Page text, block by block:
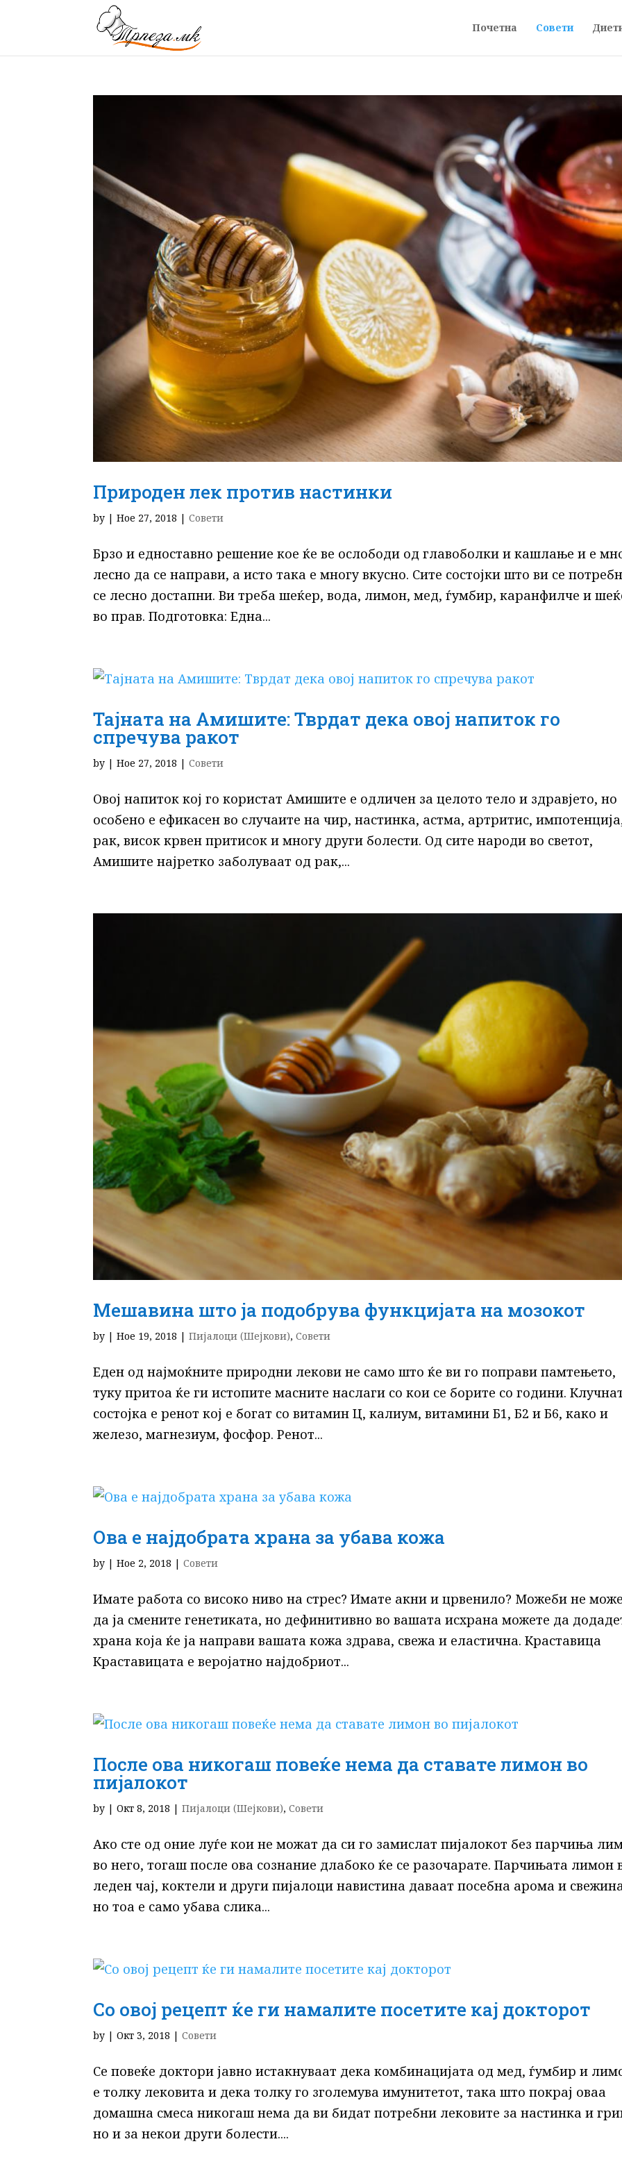
Почетна Совети
Природен лек против настинки
by |Ное 27, 2018 |Совети
Брзо и едноставно решение кое ќе ве ослободи од главоболки и кашлање и е
лесно да се направи, а исто така е многу вкусно. Сите состојки што ви се
се лесно достапни. Ви треба шеќер, вода, лимон, мед, ѓумбир, каранфилче и
во прав. Подготовка: Една...
Тајната на Амишите: Тврдат дека овој напиток го
спречува ракот
by |Ное 27, 2018 |Совети
Овој напиток кој го користат Амишите е одличен за целото тело и здравјето, но
особено е ефикасен во случаите на чир, настинка, астма, артритис,
рак, висок крвен притисок и многу други болести. Од сите народи во светот,
Амишите најретко заболуваат од рак,...
Мешавина што ја подобрува функцијата на мозокот
by |Ное 19, 2018 |Пијалоци (Шејкови),Совети
Еден од најмоќните природни лекови не само што ќе ви го поправи памтењето,
туку притоа ќе ги истопите масните наслаги со кои се борите со години.
состојка е ренот кој е богат со витамин Ц, калиум, витамини Б1, Б2 и Б6, како и
железо, магнезиум, фосфор. Ренот...
Ова е најдобрата храна за убава кожа
by |Ное 2, 2018 |Совети
Имате работа со високо ниво на стрес? Имате акни и црвенило? Можеби не
да ја смените генетиката, но дефинитивно во вашата исхрана можете да
храна која ќе ја направи вашата кожа здрава, свежа и еластична. Краставица
Краставицата е веројатно најдобриот...
После ова никогаш повеќе нема да ставате лимон во
пијалокот
by |Окт 8, 2018 |Пијалоци (Шејкови),Совети
Ако сте од оние луѓе кои не можат да си го замислат пијалокот без парчиња
во него, тогаш после ова сознание длабоко ќе се разочарате. Парчињата лимон
леден чај, коктели и други пијалоци навистина даваат посебна арома и
но тоа е само убава слика...
Со овој рецепт ќе ги намалите посетите кај докторот
by |Окт 3, 2018 |Совети
Се повеќе доктори јавно истакнуваат дека комбинацијата од мед, ѓумбир и
е толку лековита и дека толку го зголемува имунитетот, така што покрај оваа
домашна смеса никогаш нема да ви бидат потребни лековите за настинка и
но и за некои други болести....